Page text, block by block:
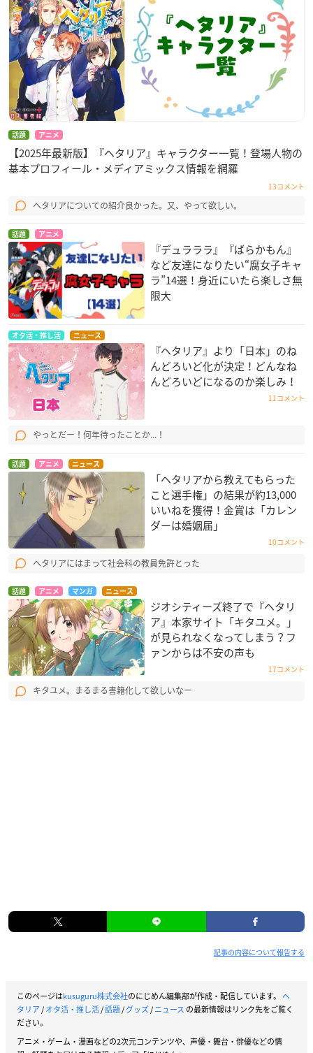
話題 アニメ
【2025年最新版】『ヘタリア』キャラクター一覧！登場人物の
基本プロフィール・メディアミックス情報を網羅
13コメント
ヘタリアについての紹介良かった。又、やって欲しい。
話題 アニメ
『デュラララ』『ばらかもん』
など友達になりたい“腐女子キャ
ラ”14選！身近にいたら楽しさ無
限大
オタ活・推し活 ニュース
『ヘタリア』より「日本」のね
んどろいど化が決定！どんなね
んどろいどになるのか楽しみ！
11コメント
やっとだー！何年待ったことか...！
話題 アニメ ニュース
「ヘタリアから教えてもらった
こと選手権」の結果が約13,000
いいねを獲得！金賞は「カレン
ダーは婚姻届」
10コメント
ヘタリアにはまって社会科の教員免許とった
話題 アニメ マンガ ニュース
ジオシティーズ終了で『ヘタリ
ア』本家サイト「キタユメ。」
が見られなくなってしまう？フ
ァンからは不安の声も
17コメント
キタユメ。まるまる書籍化して欲しいなー
記事の内容について報告する
このページはkusuguru株式会社のにじめん編集部が作成・配信しています。 ヘ
タリア/オタ活・推し活/話題/グッズ/ニュース の最新情報はリンク先をご覧く
ださい。
アニメ・ゲーム・漫画などの2次元コンテンツや、声優・舞台・俳優などの情